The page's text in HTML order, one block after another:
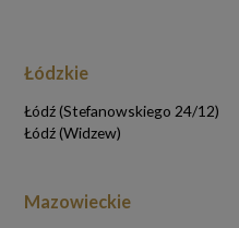
Łódzkie
Łódź (Stefanowskiego 24/12)
Łódź (Widzew)
Mazowieckie